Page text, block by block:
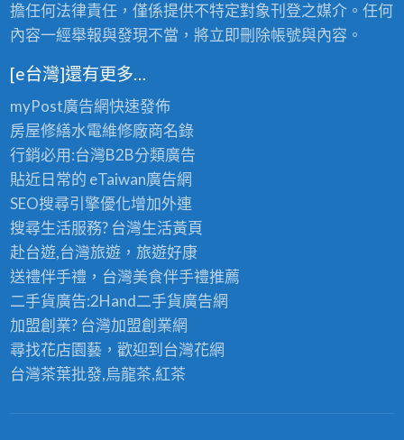
擔任何法律責任，僅係提供不特定對象刊登之媒介。任何
內容一經舉報與發現不當，將立即刪除帳號與內容。
[e台灣]還有更多…
myPost廣告網快速發佈
房屋修繕水電維修廠商名錄
行銷必用:台灣B2B分類廣告
貼近日常的 eTaiwan廣告網
SEO搜尋引擎優化增加外連
搜尋生活服務? 台灣生活黃頁
赴台遊,台灣旅遊，旅遊好康
送禮伴手禮，台灣美食伴手禮推薦
二手貨廣告:2Hand二手貨廣告網
加盟創業? 台灣加盟創業網
尋找花店園藝，歡迎到台灣花網
台灣茶葉批發,烏龍茶,紅茶